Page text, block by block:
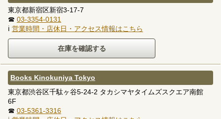
東京都新宿区新宿3-17-7
☎ 03-3354-0131
ℹ 営業時間・店休日・アクセス情報はこちら
Books Kinokuniya Tokyo
東京都渋谷区千駄ヶ谷5-24-2 タカシマヤタイムズスクエア南館
6F
☎ 03-5361-3316